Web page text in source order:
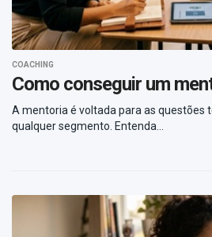
COACHING
Como conseguir um
A mentoria é voltada para as questões
qualquer segmento. Entenda...